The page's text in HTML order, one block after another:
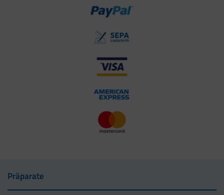
Präparate